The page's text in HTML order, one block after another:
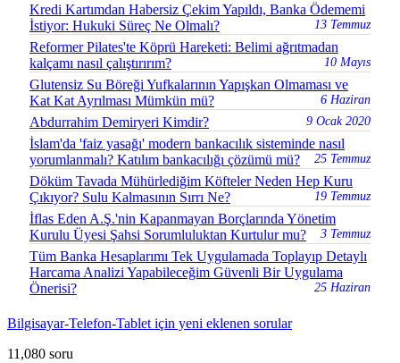
Kredi Kartımdan Habersiz Çekim Yapıldı, Banka Ödememi
İstiyor: Hukuki Süreç Ne Olmalı?
13 Temmuz
Reformer Pilates'te Köprü Hareketi: Belimi ağrıtmadan
kalçamı nasıl çalıştırırım?
10 Mayıs
Glutensiz Su Böreği Yufkalarının Yapışkan Olmaması ve
Kat Kat Ayrılması Mümkün mü?
6 Haziran
Abdurrahim Demiryeri Kimdir? 9 Ocak 2020
İslam'da 'faiz yasağı' modern bankacılık sisteminde nasıl
yorumlanmalı? Katılım bankacılığı çözümü mü?
25 Temmuz
Döküm Tavada Mühürlediğim Köfteler Neden Hep Kuru
Çıkıyor? Sulu Kalmasının Sırrı Ne?
19 Temmuz
İflas Eden A.Ş.'nin Kapanmayan Borçlarında Yönetim
Kurulu Üyesi Şahsi Sorumluluktan Kurtulur mu?
3 Temmuz
Tüm Banka Hesaplarımı Tek Uygulamada Toplayıp Detaylı
Harcama Analizi Yapabileceğim Güvenli Bir Uygulama
Önerisi?
25 Haziran
Bilgisayar-Telefon-Tablet için yeni eklenen sorular
11,080 soru